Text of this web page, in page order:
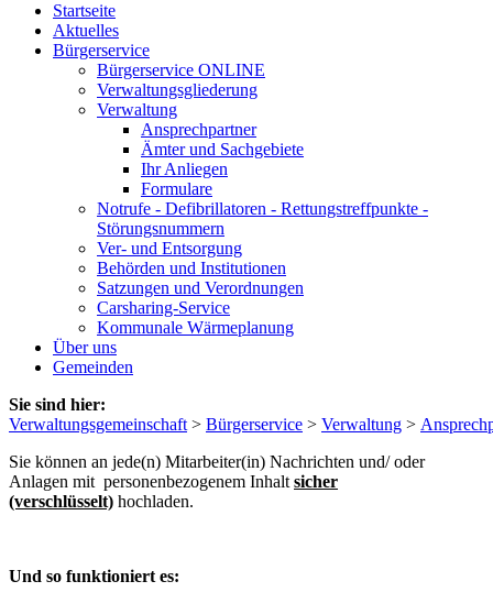
Startseite
Aktuelles
Bürgerservice
Bürgerservice ONLINE
Verwaltungsgliederung
Verwaltung
Ansprechpartner
Ämter und Sachgebiete
Ihr Anliegen
Formulare
Notrufe - Defibrillatoren - Rettungstreffpunkte -
Störungsnummern
Ver- und Entsorgung
Behörden und Institutionen
Satzungen und Verordnungen
Carsharing-Service
Kommunale Wärmeplanung
Über uns
Gemeinden
Sie sind hier:
Verwaltungsgemeinschaft > Bürgerservice > Verwaltung >
Sie können an jede(n) Mitarbeiter(in) Nachrichten und/ oder
Anlagen mit personenbezogenem Inhalt sicher
(verschlüsselt) hochladen.
Und so funktioniert es: